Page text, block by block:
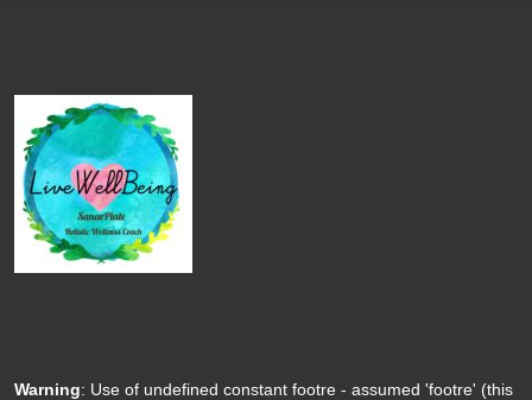
Warning: Use of undefined constant footre - assumed 'footre' (this